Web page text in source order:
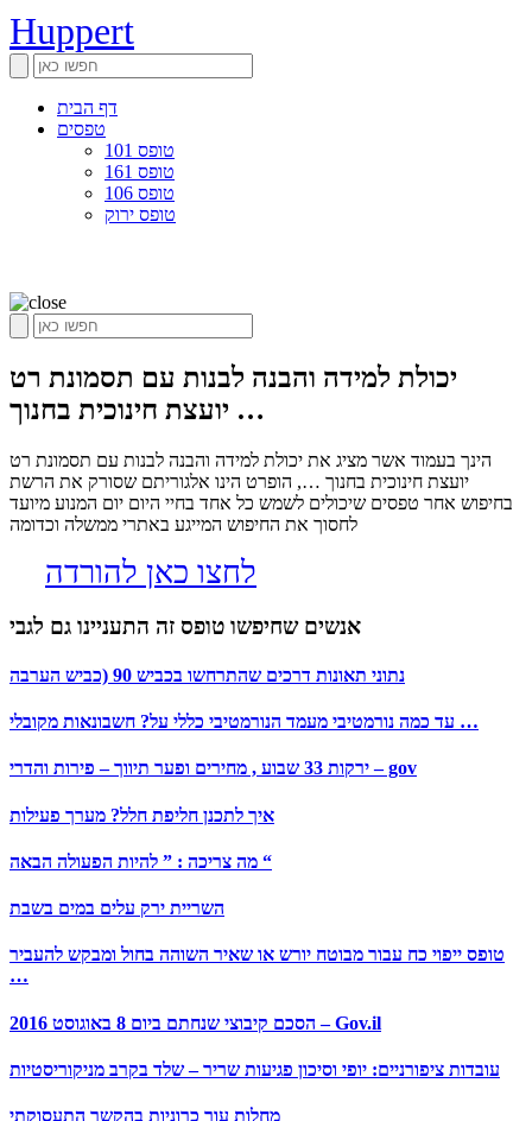
Huppert
דף הבית
טפסים
טופס 101
טופס 161
טופס 106
טופס ירוק
יכולת למידה והבנה לבנות עם תסמונת רט
יועצת חינוכית בחנוך …
הינך בעמוד אשר מציג את יכולת למידה והבנה לבנות עם תסמונת רט
יועצת חינוכית בחנוך …, הופרט הינו אלגוריתם שסורק את הרשת
בחיפוש אחר טפסים שיכולים לשמש כל אחד בחיי היום יום המנוע מיועד
לחסוך את החיפוש המייגע באתרי ממשלה וכדומה
לחצו כאן להורדה
אנשים שחיפשו טופס זה התעניינו גם לגבי
נתוני תאונות דרכים שהתרחשו בכביש 90 (כביש הערבה
עד כמה נורמטיבי מעמד הנורמטיבי כללי על? חשבונאות מקובלי …
ירקות 33 שבוע , מחירים ופער תיווך – פירות והדרי – gov
איך לתכנן חליפת חלל? מערך פעילות
מה צריכה : ” להיות הפעולה הבאה “
השריית ירק עלים במים בשבת
טופס ייפוי כח עבור מבוטח יורש או שאיר השוהה בחול ומבקש להעביר
…
הסכם קיבוצי שנחתם ביום 8 באוגוסט 2016 – Gov.il
עובדות ציפורניים: יופי וסיכון פגיעות שריר – שלד בקרב מניקוריסטיות
מחלות עור כרוניות בהקשר התעסוקתי